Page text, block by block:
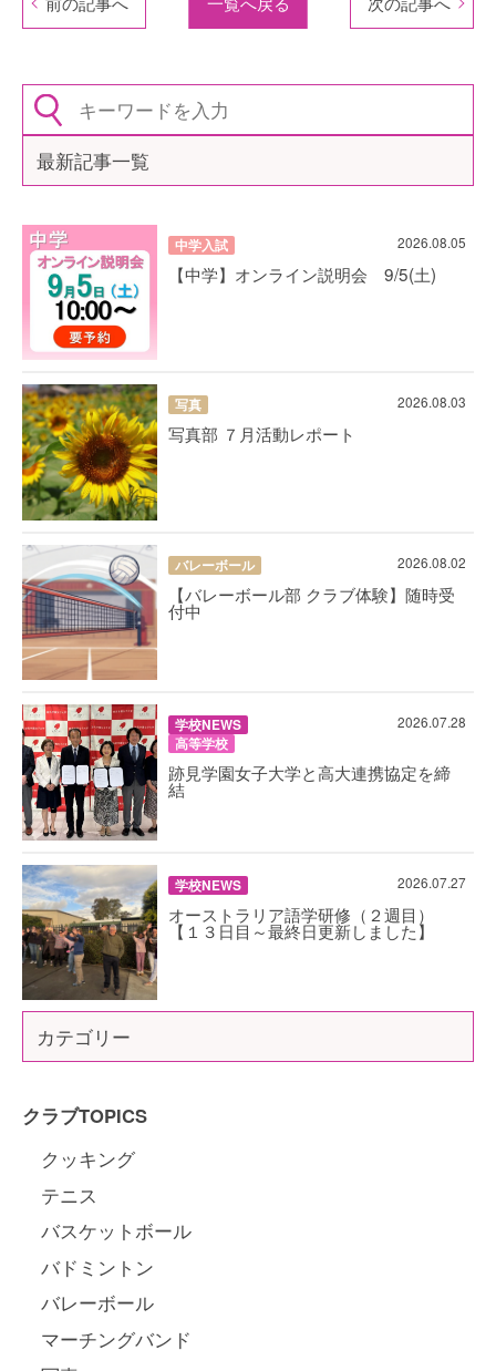
最新記事一覧
中学入試 2026.08.05
【中学】オンライン説明会 9/5(土)
写真 2026.08.03
写真部 ７月活動レポート
バレーボール 2026.08.02
【バレーボール部 クラブ体験】随時受
付中
学校NEWS
高等学校
2026.07.28
跡見学園女子大学と高大連携協定を締
結
学校NEWS 2026.07.27
オーストラリア語学研修（２週目）
【１３日目～最終日更新しました】
カテゴリー
クラブTOPICS
クッキング
テニス
バスケットボール
バドミントン
バレーボール
マーチングバンド